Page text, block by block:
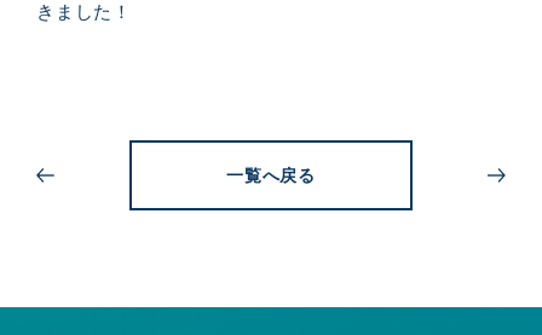
きました！
一覧へ戻る